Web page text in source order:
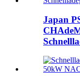
Japan